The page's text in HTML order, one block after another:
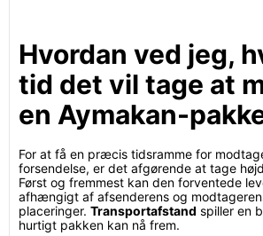
Hvordan ved jeg,
tid det vil tage at
en Aymakan-
For at få en præcis tidsramme for
forsendelse, er det afgørende at tage
Først og fremmest kan den forventede
afhængigt af afsenderens og
placeringer. Transportafstand spiller en
hurtigt pakken kan nå frem.